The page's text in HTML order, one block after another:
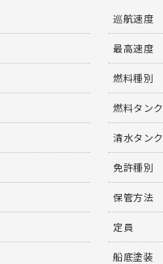
巡航速度
最高速度
燃料種別
燃料タンク
清水タンク
免許種別
保管方法
定員
船底塗装